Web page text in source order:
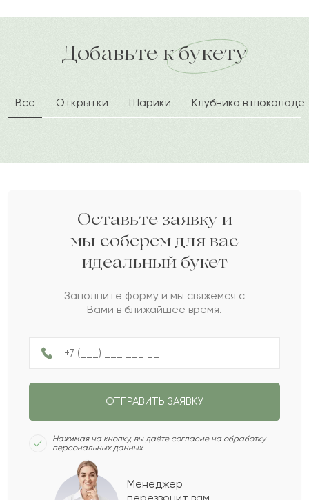
доставка по городу в течение часа
Ж 2022-09-20
Жанбосын
2022-09-12
Ф 2022-08-12
Филат
Р 2022-05-15
Раис
2022-05-08
Платон
2022-04-17
Габриэлла
Буран
А Азиза
Рэй
Добавьте к букету
Все Открытки Шарики Клубника в шоколаде
Оставьте заявку и
мы соберем для вас
идеальный букет
Заполните форму и мы свяжемся с
Вами в ближайшее время.
ОТПРАВИТЬ ЗАЯВКУ
Нажимая на кнопку, вы даёте согласие на обработку
персональных данных
Менеджер